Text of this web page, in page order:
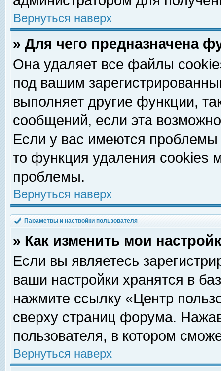
Вернуться наверх
» Для чего предназначена
Она удаляет все файлы
под вашим
выполняет другие функции,
сообщений, если эта
Если у вас имеются
то функция удаления cookies
проблемы.
Вернуться наверх
Параметры и настройки пользователя
» Как изменить мои
Если вы являетесь
ваши настройки хранятся в
нажмите ссылку «Центр
сверху страниц форума.
пользователя, в котором
Вернуться наверх